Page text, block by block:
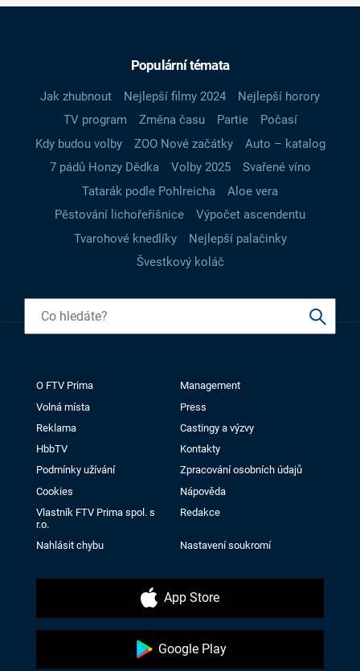
Populární témata
Jak zhubnout Nejlepší filmy 2024
Nejlepší horory
TV program
Změna času Partie
Počasí
Kdy budou volby
ZOO Nové začátky
Auto – katalog
7 pádů Honzy Dědka
Volby 2025
Svařené víno
Tatarák podle Pohlreicha
Aloe vera
Pěstování lichořeřišnice
Výpočet ascendentu
Tvarohové knedlíky
Nejlepší palačinky
Švestkový koláč
O FTV Prima
Management
Volná místa
Press
Reklama
Castingy a výzvy
HbbTV
Kontakty
Podmínky užívání
Zpracování osobních údajů
Cookies
Nápověda
Vlastník FTV Prima spol. s
r.o.
Redakce
Nahlásit chybu Nastavení soukromí
App Store
Google Play